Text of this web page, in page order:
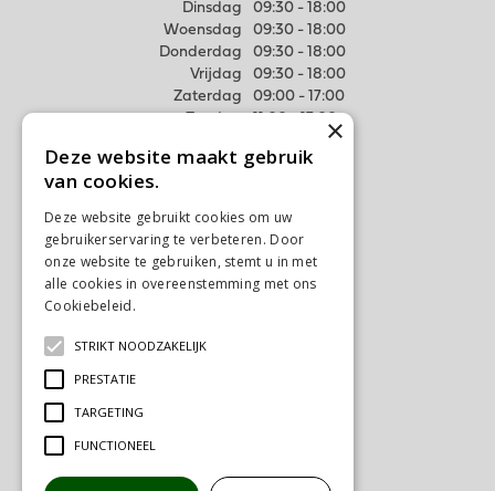
Dinsdag
09:30 - 18:00
Woensdag
09:30 - 18:00
Donderdag
09:30 - 18:00
Vrijdag
09:30 - 18:00
Zaterdag
09:00 - 17:00
Meer weten
Algemene voorwaarden
Privacy Statement
Disclaimer
×
Deze website maakt gebruik
van cookies.
Deze website gebruikt cookies om uw
gebruikerservaring te verbeteren. Door
onze website te gebruiken, stemt u in met
alle cookies in overeenstemming met ons
Cookiebeleid.
STRIKT NOODZAKELIJK
PRESTATIE
TARGETING
FUNCTIONEEL